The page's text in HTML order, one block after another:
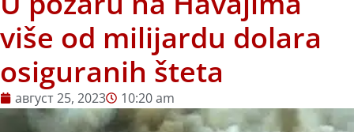
više od milijardu dolara
osiguranih šteta
август 25, 2023 10:20 am